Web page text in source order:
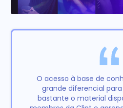
O acesso à base de
grande diferencial
bastante o material